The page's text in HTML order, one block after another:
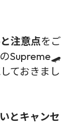
注意点をご
Supreme🛹
ておきまし
とキャンセ